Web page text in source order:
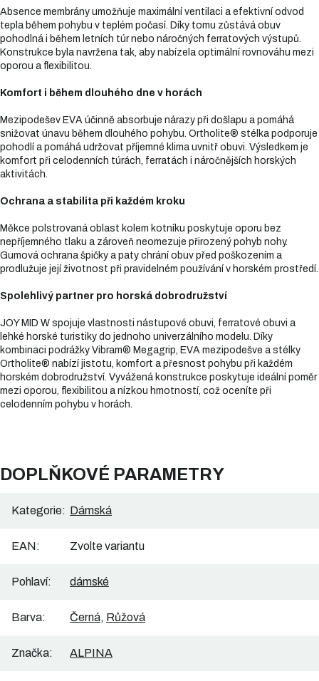
Absence membrány umožňuje maximální ventilaci a efektivní odvod
tepla během pohybu v teplém počasí. Díky tomu zůstává obuv
pohodlná i během letních túr nebo náročných ferratových výstupů.
Konstrukce byla navržena tak, aby nabízela optimální rovnováhu mezi
oporou a flexibilitou.
Komfort i během dlouhého dne v horách
Mezipodešev EVA účinně absorbuje nárazy při došlapu a pomáhá
snižovat únavu během dlouhého pohybu. Ortholite® stélka podporuje
pohodlí a pomáhá udržovat příjemné klima uvnitř obuvi. Výsledkem je
komfort při celodenních túrách, ferratách i náročnějších horských
aktivitách.
Ochrana a stabilita při každém kroku
Měkce polstrovaná oblast kolem kotníku poskytuje oporu bez
nepříjemného tlaku a zároveň neomezuje přirozený pohyb nohy.
Gumová ochrana špičky a paty chrání obuv před poškozením a
prodlužuje její životnost při pravidelném používání v horském prostředí.
Spolehlivý partner pro horská dobrodružství
JOY MID W spojuje vlastnosti nástupové obuvi, ferratové obuvi a
lehké horské turistiky do jednoho univerzálního modelu. Díky
kombinaci podrážky Vibram® Megagrip, EVA mezipodešve a stélky
Ortholite® nabízí jistotu, komfort a přesnost pohybu při každém
horském dobrodružství. Vyvážená konstrukce poskytuje ideální poměr
mezi oporou, flexibilitou a nízkou hmotností, což oceníte při
celodenním pohybu v horách.
DOPLŇKOVÉ PARAMETRY
Kategorie: Dámská
EAN: Zvolte variantu
Pohlaví: dámské
Barva: Černá, Růžová
Značka: ALPINA